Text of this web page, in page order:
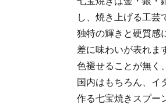
し、焼き上げる工芸
独特の輝きと硬質感
差に味わいが表れま
色褪せることが無く
国内はもちろん、
作る七宝焼きスプー